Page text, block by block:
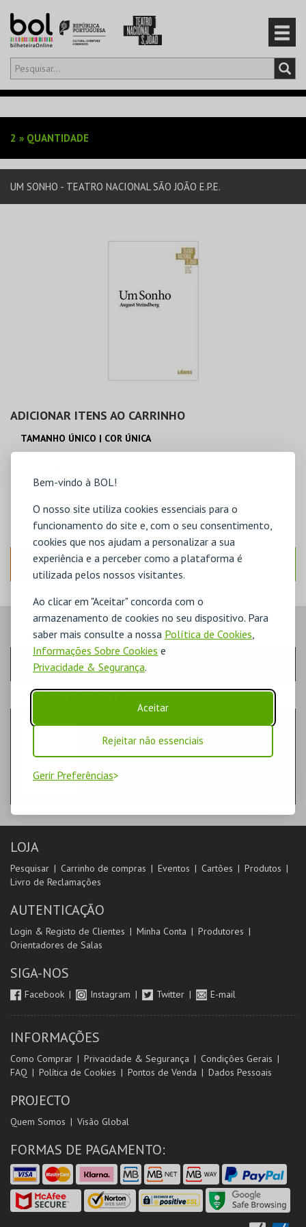
Bem-vindo à BOL!
O nosso site utiliza cookies essenciais para o
funcionamento do site e, com o seu consentimento,
cookies que nos ajudam a personalizar a sua
experiência e a perceber como a plataforma é
utilizada pelos nossos visitantes.
Ao clicar em "Aceitar" concorda com o
armazenamento de cookies no seu dispositivo. Para
saber mais consulte a nossa Política de Cookies,
Informações Sobre Cookies e
Privacidade & Segurança.
Aceitar
Rejeitar não essenciais
Gerir Preferências
Olá,iniciar sessão
EVENTOS
CARTÕES
2 » QUANTIDADE
UM SONHO - TEATRO NACIONAL SÃO JOÃO E.P.E.
ADICIONAR ITENS AO CARRINHO
TAMANHO ÚNICO | COR ÚNICA
ADICIONAR
ANTERIOR SEGUINTE
PASSO- QUANTIDADE
Escolha a quantidade e os produtos desejados
PASSO
UM SONHO
LIVROS
TEATRO NACIONAL SÃO JOÃO E.P.E.
LOJA
Pesquisar Carrinho de compras Eventos Cartões
Produtos
Livro de Reclamações
AUTENTICAÇÃO
Login & Registo de Clientes Minha Conta
Produtores
Orientadores de Salas
SIGA-NOS
Facebook Instagram Twitter E-mail
INFORMAÇÕES
Como Comprar Privacidade & Segurança
Condições Gerais
FAQ
Política de Cookies Pontos de Venda Dados Pessoais
PROJECTO
Quem Somos Visão Global
FORMAS DE PAGAMENTO: